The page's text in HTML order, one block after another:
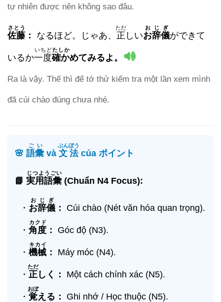
tự nhiên được nên không sao đâu.
佐藤
さとう
： なるほど。じゃあ、 正
ただ
しいお辞儀
おじぎ
ができて
いるか一度
いちど
確か
たしか
めてみるよ。
Ra là vậy. Thế thì để tớ thử kiểm tra một lần xem mình
đã cúi chào đúng chưa nhé.
🌸 語彙
ごい
và 文法
ぶんぽう
của ポイント
📘 実用語彙
じつようごい
(Chuẩn N4 Focus):
・ お辞儀
おじぎ
： Cúi chào (Nét văn hóa quan trọng).
・ 角度
カクド
： Góc độ (N3).
・ 機械
キカイ
： Máy móc (N4).
・ 正
ただ
しく： Một cách chính xác (N5).
・ 覚
おぼ
える： Ghi nhớ / Học thuộc (N5).